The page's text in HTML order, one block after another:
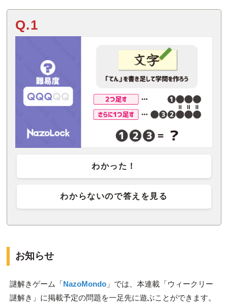
Q.1
わかった！
わからないので答えを見る
お知らせ
謎解きゲーム「NazoMondo」では、本連載「ウィークリー
謎解き」に掲載予定の問題を一足先に遊ぶことができます。